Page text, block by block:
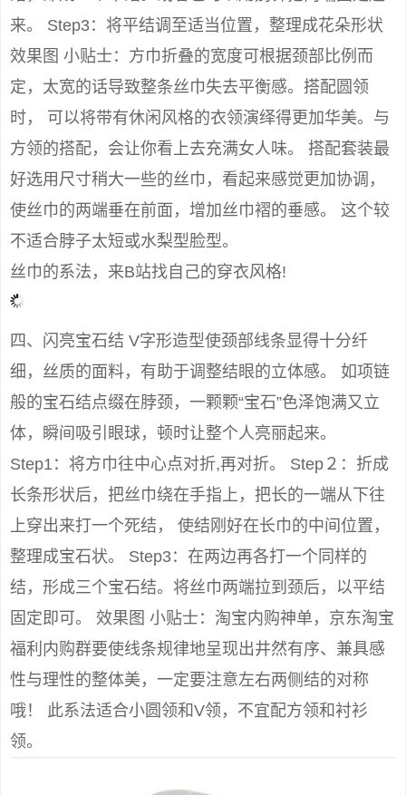
来。 Step3：将平结调至适当位置，整理成花朵形状
效果图 小贴士：方巾折叠的宽度可根据颈部比例而
定，太宽的话导致整条丝巾失去平衡感。搭配圆领
时， 可以将带有休闲风格的衣领演绎得更加华美。与
方领的搭配，会让你看上去充满女人味。 搭配套装最
好选用尺寸稍大一些的丝巾，看起来感觉更加协调，
使丝巾的两端垂在前面，增加丝巾褶的垂感。 这个较
不适合脖子太短或水梨型脸型。
丝巾的系法，来B站找自己的穿衣风格!
四、闪亮宝石结 V字形造型使颈部线条显得十分纤
细，丝质的面料，有助于调整结眼的立体感。 如项链
般的宝石结点缀在脖颈，一颗颗“宝石”色泽饱满又立
体，瞬间吸引眼球，顿时让整个人亮丽起来。
Step1：将方巾往中心点对折,再对折。 Step２：折成
长条形状后，把丝巾绕在手指上，把长的一端从下往
上穿出来打一个死结， 使结刚好在长巾的中间位置，
整理成宝石状。 Step3：在两边再各打一个同样的
结，形成三个宝石结。将丝巾两端拉到颈后，以平结
固定即可。 效果图 小贴士：淘宝内购神单，京东淘宝
福利内购群要使线条规律地呈现出井然有序、兼具感
性与理性的整体美，一定要注意左右两侧结的对称
哦！ 此系法适合小圆领和V领，不宜配方领和衬衫
领。